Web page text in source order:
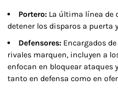
Portero: La última línea de
detener los disparos a puerta
Defensores: Encargados
rivales marquen, incluyen a
enfocan en bloquear ataques
tanto en defensa como en